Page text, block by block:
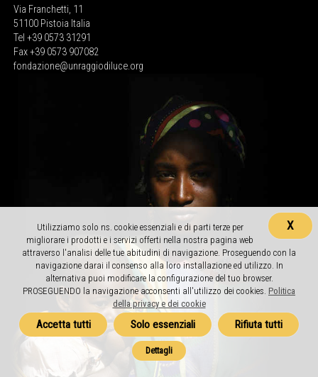
Via Franchetti, 11
51100 Pistoia Italia
Tel +39 0573 31291
Fax +39 0573 907082
fondazione@unraggiodiluce.org
X
Utilizziamo solo ns. cookie essenziali e di parti terze per
migliorare i prodotti e i servizi offerti nella nostra pagina web
attraverso l'analisi delle tue abitudini di navigazione. Proseguendo con la
navigazione darai il consenso alla loro installazione ed utilizzo. In
alternativa puoi modificare la configurazione del tuo browser.
PROSEGUENDO la navigazione acconsenti all'utilizzo dei cookies. Politica
della privacy e dei cookie